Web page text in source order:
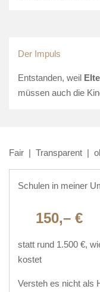
Der Impuls
Entstanden, weil
müssen auch die
Fair | Transparent |
Schulen in meiner
150,– €
statt rund 1.500 €,
kostet
Versteh es nicht als